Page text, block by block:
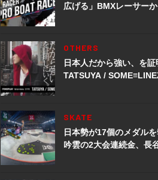
広げる」BMXレーサー
レーサーへ転身。上田
OTHERS
日本人だから強い、を証
TATSUYA /
SKATE
日本勢が17個のメダル
吟雲の2大会連続金、長
ダル獲得など数々の快